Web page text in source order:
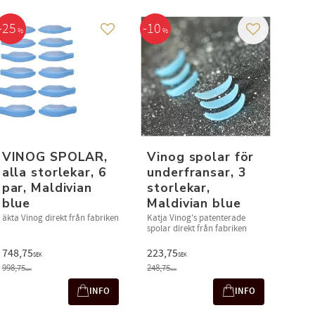
favoriter
VINOG SPOLAR,
alla storlekar, 6
par, Maldivian
blue
äkta Vinog direkt från fabriken
748,75SEK
998,75SEK
25 % Lägg till i favoriter
INFO
Vinog spolar för
underfransar, 3
storlekar,
Maldivian blue
Katja Vinog's patenterade
spolar direkt från fabriken
223,75SEK
248,75SEK
10 % Lägg till i
INFO